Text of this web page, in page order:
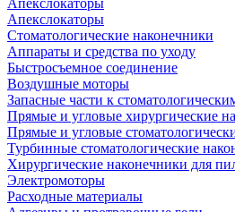
Апекслокаторы
Апекслокаторы
Стоматологические наконечники
Аппараты и средства по уходу
Быстросъемное соединение
Воздушные моторы
Запасные части к
Прямые и угловые хирургические
Прямые и угловые
Турбинные стоматологические
Хирургические наконечники для
Электромоторы
Расходные материалы